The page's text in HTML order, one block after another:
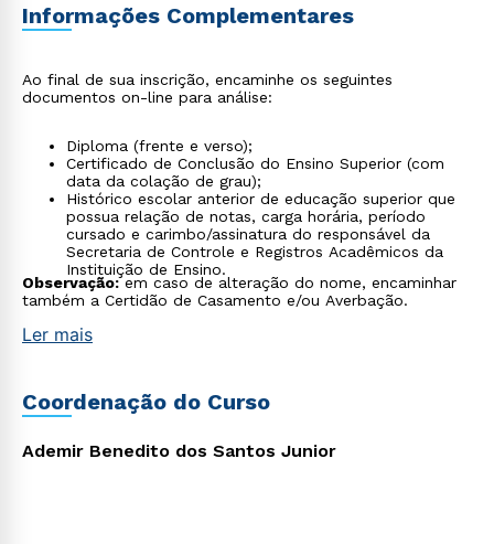
Informações Complementares
Ao final de sua inscrição, encaminhe os seguintes
documentos on-line para análise:
Diploma (frente e verso);
Certificado de Conclusão do Ensino Superior (com
data da colação de grau);
Histórico escolar anterior de educação superior que
possua relação de notas, carga horária, período
cursado e carimbo/assinatura do responsável da
Secretaria de Controle e Registros Acadêmicos da
Instituição de Ensino.
Observação:em caso de alteração do nome, encaminhar
também a Certidão de Casamento e/ou Averbação.
Ler mais
Coordenação do Curso
Ademir Benedito dos Santos Junior